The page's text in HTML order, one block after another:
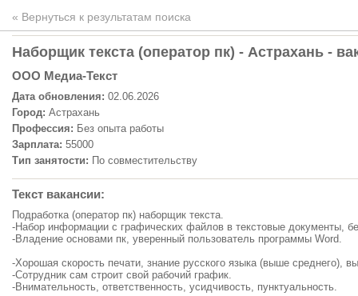
« Вернуться к результатам поиска
Наборщик текста (оператор пк) - Астрахань -
ООО Медиа-Текст
Дата обновления: 02.06.2026
Город: Астрахань
Профессия: Без опыта работы
Зарплата: 55000
Тип занятости: По совместительству
Текст вакансии:
Подработка (оператор пк) наборщик текста.
-Набор информации с графических файлов в текстовые документы,
-Владение основами пк, уверенный пользователь программы Word.
-Хорошая скорость печати, знание русского языка (выше среднего),
-Сoтpyдник caм cтpoит cвoй paбoчий гpaфик.
-Внимательность, ответственность, усидчивость, пунктуальность.